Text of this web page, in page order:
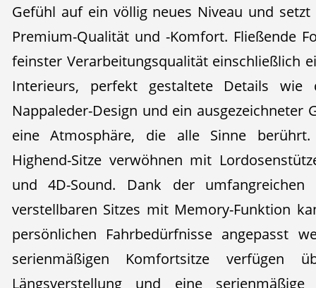
Gefühl auf ein völlig neues Niveau und
Premium-Qualität und -Komfort. Fließende
feinster Verarbeitungsqualität einschließlich
Interieurs, perfekt gestaltete Details wie
Nappaleder-Design und ein ausgezeichneter
eine Atmosphäre, die alle Sinne
Highend-Sitze verwöhnen mit
und 4D-Sound. Dank der
verstellbaren Sitzes mit Memory-Funktion
persönlichen Fahrbedürfnisse angepasst
serienmäßigen Komfortsitze verfügen
Längsverstellung und eine